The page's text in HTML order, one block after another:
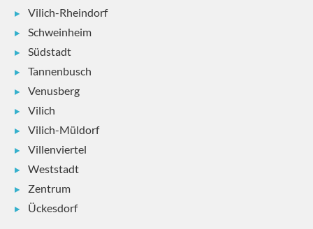
Vilich-Rheindorf
Schweinheim
Südstadt
Tannenbusch
Venusberg
Vilich
Vilich-Müldorf
Villenviertel
Weststadt
Zentrum
Ückesdorf